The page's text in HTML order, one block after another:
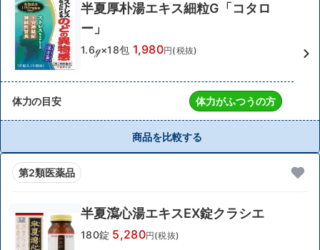
半夏厚朴湯エキス細粒G「コタロ
ー」
1.6ℊ×18包 1,980円(税抜)
体力の目安 体力がふつうの方
商品を比較する
第2類医薬品
半夏瀉心湯エキスEX錠クラシエ
180錠 5,280円(税抜)